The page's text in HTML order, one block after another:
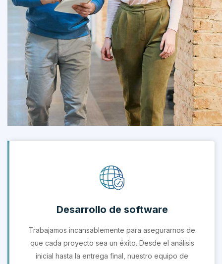
Desarrollo de software
Trabajamos incansablemente para asegurarnos de
que cada proyecto sea un éxito. Desde el análisis
inicial hasta la entrega final, nuestro equipo de